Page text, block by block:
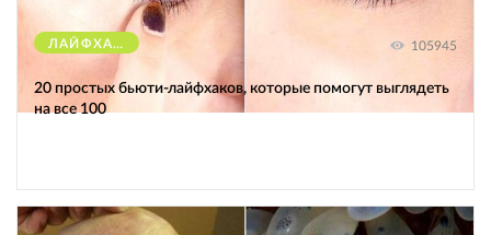
ЛАЙФХАКИ 105945
20 простых бьюти-лайфхаков, которые помогут выглядеть
на все 100